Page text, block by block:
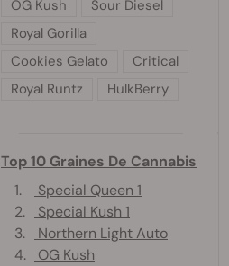
OG Kush
Sour Diesel
Royal Gorilla
Cookies Gelato
Critical
Royal Runtz
HulkBerry
Top 10 Graines De Cannabis
1.
Special Queen 1
2.
Special Kush 1
3.
Northern Light Auto
4.
OG Kush